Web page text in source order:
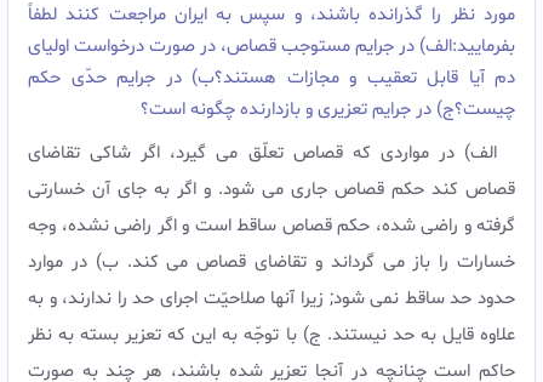
مورد نظر را گذرانده باشند، و سپس به ایران مراجعت کنند لطفاً
بفرمایید:الف) در جرایم مستوجب قصاص، در صورت درخواست اولیاى
دم آیا قابل تعقیب و مجازات هستند؟ب) در جرایم حدّى حکم
چیست؟ج) در جرایم تعزیرى و بازدارنده چگونه است؟
الف) در مواردى که قصاص تعلّق مى گیرد، اگر شاکى تقاضاى
قصاص کند حکم قصاص جارى مى شود. و اگر به جاى آن خسارتى
گرفته و راضى شده، حکم قصاص ساقط است و اگر راضى نشده، وجه
خسارات را باز مى گرداند و تقاضاى قصاص مى کند.‌ ب) در موارد
حدود حد ساقط نمى شود; زیرا آنها صلاحیّت اجراى حد را ندارند، و به
علاوه قایل به حد نیستند.‌ ج) با توجّه به این که تعزیر بسته به نظر
حاکم است چنانچه در آنجا تعزیر شده باشند، هر چند به صورت